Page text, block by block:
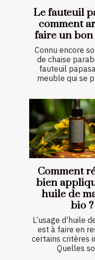
Le fauteuil
comment
faire un bon
Connu encore
de chaise
fauteuil
meuble qui se
Comment
bien
huile de
bio ?
L’usage d’huile
est à faire en
certains critères
Quelles